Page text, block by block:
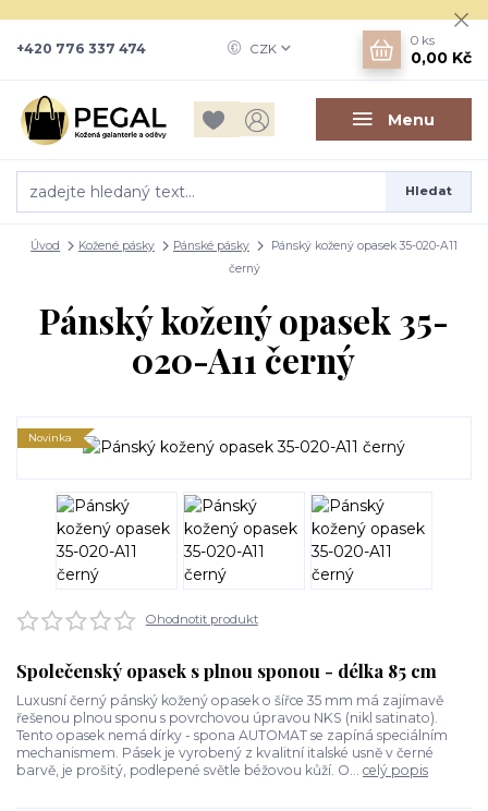
Menu
CZK
Hledat
+420 776 337 474
0 ks
0,00 Kč
Úvod Kožené pásky Pánské pásky
Pánský kožený opasek 35-020-A11
černý
Pánský kožený opasek 35-
020-A11 černý
Novinka
Ohodnotit produkt
Společenský opasek s plnou sponou - délka 85 cm
Luxusní černý pánský kožený opasek o šířce 35 mm má zajímavě
řešenou plnou sponu s povrchovou úpravou NKS (nikl satinato).
Tento opasek nemá dírky - spona AUTOMAT se zapíná speciálním
mechanismem. Pásek je vyrobený z kvalitní italské usně v černé
barvě, je prošitý, podlepené světle béžovou kůží. O... celý popis